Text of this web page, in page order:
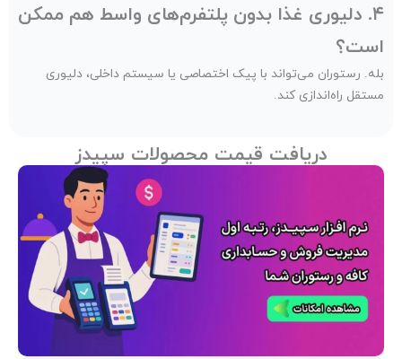
۴. دلیوری غذا بدون پلتفرم‌های واسط هم ممکن
است؟
بله. رستوران می‌تواند با پیک اختصاصی یا سیستم داخلی، دلیوری
مستقل راه‌اندازی کند.
دریافت قیمت محصولات سپیدز